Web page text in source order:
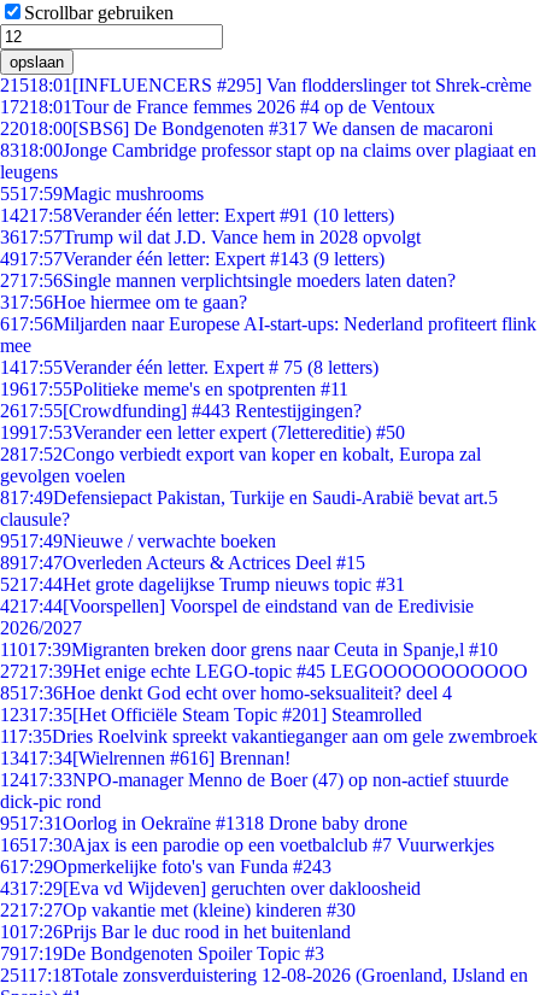
Scrollbar gebruiken
opslaan
21518:01 [INFLUENCERS #295] Van flodderslinger tot Shrek-crème
17218:01Tour de France femmes 2026 #4 op de Ventoux
22018:00[SBS6] De Bondgenoten #317 We dansen de macaroni
8318:00Jonge Cambridge professor stapt op na claims over plagiaat en
leugens
5517:59Magic mushrooms
14217:58Verander één letter: Expert #91 (10 letters)
3617:57Trump wil dat J.D. Vance hem in 2028 opvolgt
4917:57Verander één letter: Expert #143 (9 letters)
2717:56Single mannen verplichtsingle moeders laten daten?
317:56Hoe hiermee om te gaan?
617:56Miljarden naar Europese AI-start-ups: Nederland profiteert flink
mee
1417:55Verander één letter. Expert # 75 (8 letters)
19617:55Politieke meme's en spotprenten #11
2617:55[Crowdfunding] #443 Rentestijgingen?
19917:53Verander een letter expert (7lettereditie) #50
2817:52Congo verbiedt export van koper en kobalt, Europa zal
gevolgen voelen
817:49Defensiepact Pakistan, Turkije en Saudi-Arabië bevat art.5
clausule?
9517:49Nieuwe / verwachte boeken
8917:47Overleden Acteurs & Actrices Deel #15
5217:44Het grote dagelijkse Trump nieuws topic #31
4217:44[Voorspellen] Voorspel de eindstand van de Eredivisie
2026/2027
11017:39Migranten breken door grens naar Ceuta in Spanje,l #10
27217:39Het enige echte LEGO-topic #45 LEGOOOOOOOOOOO
8517:36Hoe denkt God echt over homo-seksualiteit? deel 4
12317:35[Het Officiële Steam Topic #201] Steamrolled
117:35Dries Roelvink spreekt vakantieganger aan om gele zwembroek
13417:34[Wielrennen #616] Brennan!
12417:33NPO-manager Menno de Boer (47) op non-actief stuurde
dick-pic rond
9517:31Oorlog in Oekraïne #1318 Drone baby drone
16517:30Ajax is een parodie op een voetbalclub #7 Vuurwerkjes
617:29Opmerkelijke foto's van Funda #243
4317:29[Eva vd Wijdeven] geruchten over dakloosheid
2217:27Op vakantie met (kleine) kinderen #30
1017:26Prijs Bar le duc rood in het buitenland
7917:19De Bondgenoten Spoiler Topic #3
25117:18Totale zonsverduistering 12-08-2026 (Groenland, IJsland en